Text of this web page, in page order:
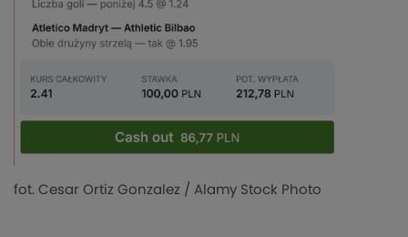
fot. Cesar Ortiz Gonzalez / Alamy Stock Photo